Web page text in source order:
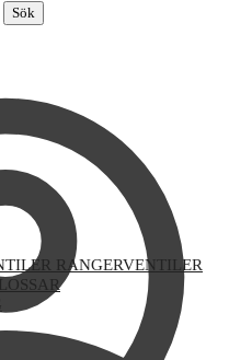
Sök
RANGERVENTILER